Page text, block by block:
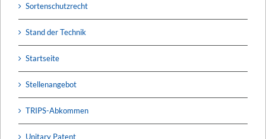
Sortenschutzrecht
Stand der Technik
Startseite
Stellenangebot
TRIPS-Abkommen
Unitary Patent